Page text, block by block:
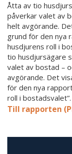
Åtta av tio
påverkar valet av
helt avgörande.
grund för den nya
husdjurens roll i
tio husdjursägare
valet av bostad –
avgörande. Det
för den nya
roll i bostadsvalet”.
Till rapporten
Villadröm